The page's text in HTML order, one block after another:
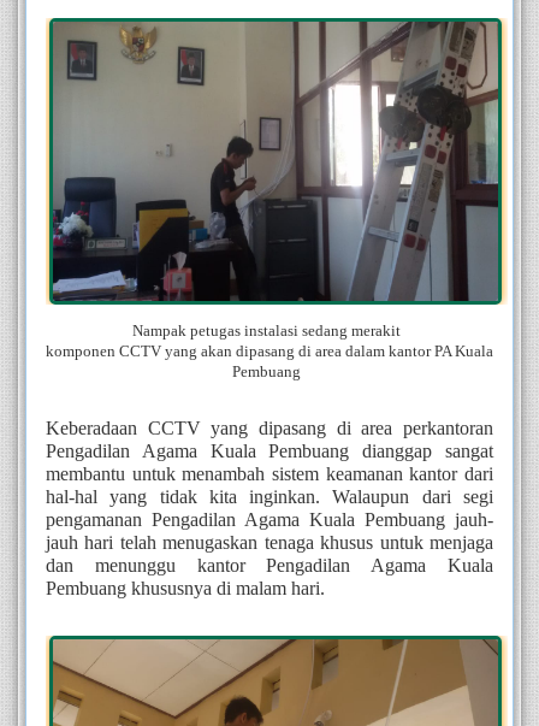
Nampak petugas instalasi sedang merakit
komponen CCTV yang akan dipasang di area dalam kantor PA Kuala
Pembuang
Keberadaan CCTV yang dipasang di area perkantoran
Pengadilan Agama Kuala Pembuang dianggap sangat
membantu untuk menambah sistem keamanan kantor dari
hal-hal yang tidak kita inginkan. Walaupun dari segi
pengamanan Pengadilan Agama Kuala Pembuang jauh-
jauh hari telah menugaskan tenaga khusus untuk menjaga
dan menunggu kantor Pengadilan Agama Kuala
Pembuang khususnya di malam hari.